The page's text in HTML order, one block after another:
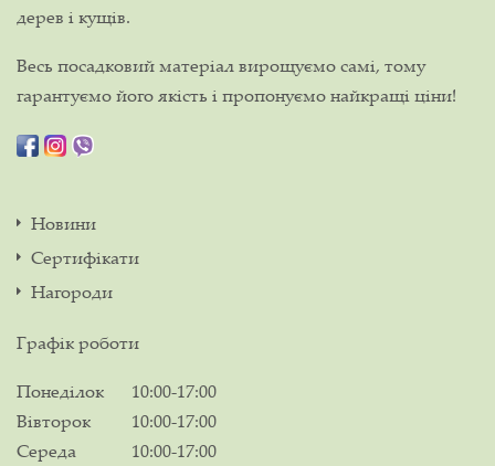
дерев і кущів.
Весь посадковий матеріал вирощуємо самі, тому
гарантуємо його якість і пропонуємо найкращі ціни!
Новини
Сертифікати
Нагороди
Графік роботи
Понеділок
10:00-17:00
Вівторок
10:00-17:00
Середа
10:00-17:00